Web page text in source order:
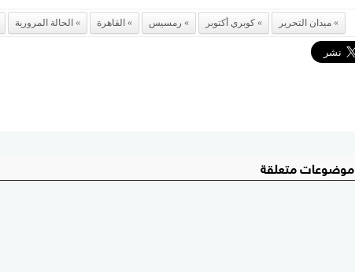
ميدان التحرير كوبري أكتوبر رمسيس القاهرة الحالة المرورية
موضوعات متعلقة